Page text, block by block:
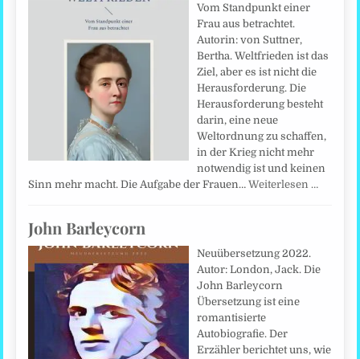
Vom Standpunkt einer
Frau aus betrachtet.
Autorin: von Suttner,
Bertha. Weltfrieden ist das
Ziel, aber es ist nicht die
Herausforderung. Die
Herausforderung besteht
darin, eine neue
Weltordnung zu schaffen,
in der Krieg nicht mehr
notwendig ist und keinen
Sinn mehr macht. Die Aufgabe der Frauen…Weiterlesen …
John Barleycorn
Neuübersetzung 2022.
Autor: London, Jack. Die
John Barleycorn
Übersetzung ist eine
romantisierte
Autobiografie. Der
Erzähler berichtet uns, wie